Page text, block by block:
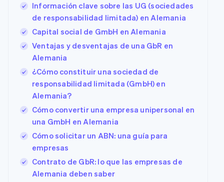
Información clave sobre las UG (sociedades
de responsabilidad limitada) en Alemania
Capital social de GmbH en Alemania
Ventajas y desventajas de una GbR en
Alemania
¿Cómo constituir una sociedad de
responsabilidad limitada (GmbH) en
Alemania?
Cómo convertir una empresa unipersonal en
una GmbH en Alemania
Cómo solicitar un ABN: una guía para
empresas
Contrato de GbR: lo que las empresas de
Alemania deben saber